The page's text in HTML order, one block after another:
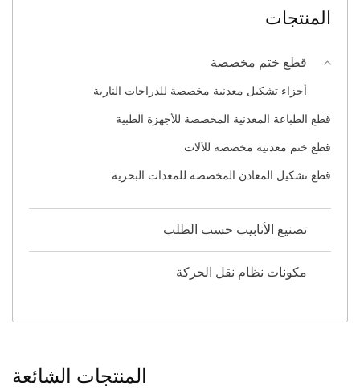
المنتجات
قطع ختم مخصصة
أجزاء تشكيل معدنية مخصصة للدراجات النارية
قطع الطباعة المعدنية المخصصة للأجهزة الطبية
قطع ختم معدنية مخصصة للآلات
قطع تشكيل المعادن المخصصة للمعدات البحرية
تصنيع الأنابيب حسب الطلب
مكونات نظام نقل الحركة
المنتجات الشائعة